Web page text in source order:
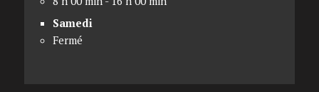
Samedi
Fermé